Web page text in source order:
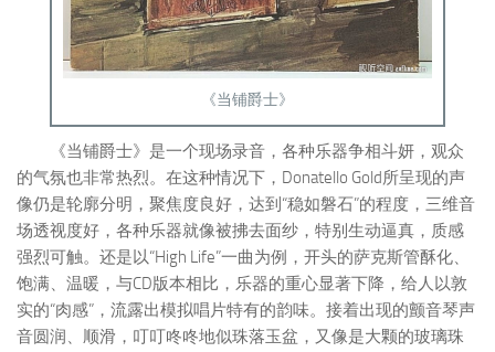
《当铺爵士》
《当铺爵士》是一个现场录音，各种乐器争相斗妍，观众
的气氛也非常热烈。在这种情况下，Donatello Gold所呈现的声
像仍是轮廓分明，聚焦度良好，达到“稳如磐石”的程度，三维音
场透视度好，各种乐器就像被拂去面纱，特别生动逼真，质感
强烈可触。还是以“High Life”一曲为例，开头的萨克斯管酥化、
饱满、温暖，与CD版本相比，乐器的重心显著下降，给人以敦
实的“肉感”，流露出模拟唱片特有的韵味。接着出现的颤音琴声
音圆润、顺滑，叮叮咚咚地似珠落玉盆，又像是大颗的玻璃珠